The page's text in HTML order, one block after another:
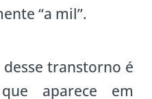
“a mil”.
transtorno é
aparece em